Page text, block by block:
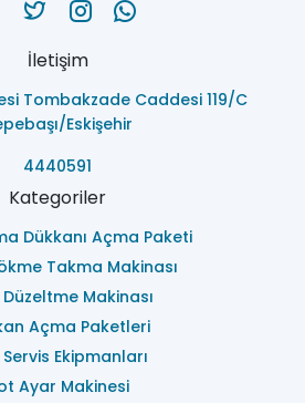
İletişim
Tombakzade Caddesi 119/C
Eskişehir
4440591
Kategoriler
Dükkanı Açma Paketi
Takma Makinası
Makinası
Açma Paketleri
Ekipmanları
Ayar Makinesi